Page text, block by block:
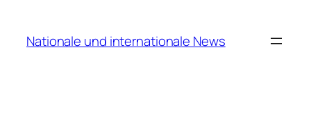
springen
Nationale und internationale News